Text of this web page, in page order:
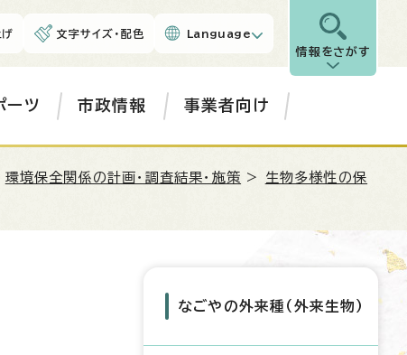
文字サイズ・配色 Language
情報をさがす
ーツ 市政情報 事業者向け
環境保全関係の計画・調査結果・施策 > 生物多様性の保
なごやの外来種（外来生物）